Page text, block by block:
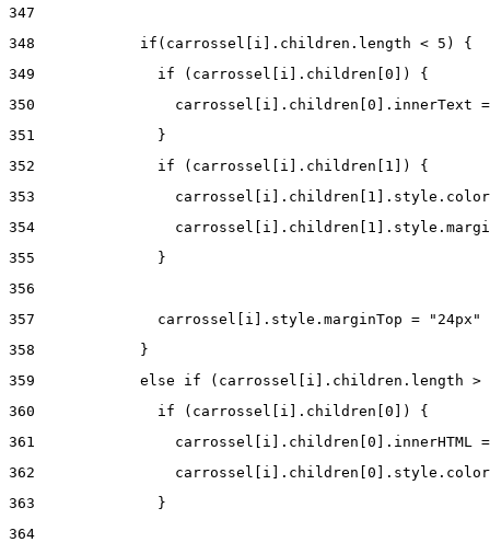
347
348
            if(carrossel[i].children.length < 5) {
349
              if (carrossel[i].children[0]) {
350
carrossel[i].children[0].innerText
351
              }
352
              if (carrossel[i].children[1]) {
353
354
355
              }
356
357
              carrossel[i].style.marginTop = "24px"
358
            }
359
else if (carrossel[i].children.length
360
              if (carrossel[i].children[0]) {
361
carrossel[i].children[0].innerHTML
362
363
              }
364